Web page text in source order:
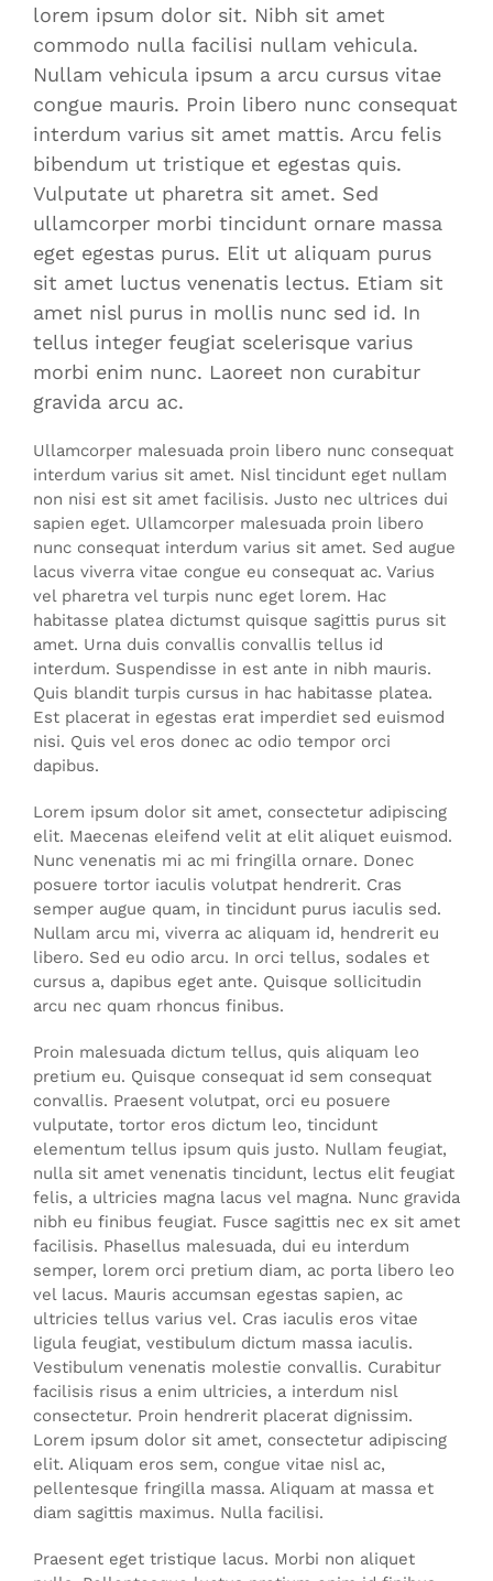
lorem ipsum dolor sit. Nibh sit amet
commodo nulla facilisi nullam vehicula.
Nullam vehicula ipsum a arcu cursus vitae
congue mauris. Proin libero nunc consequat
interdum varius sit amet mattis. Arcu felis
bibendum ut tristique et egestas quis.
Vulputate ut pharetra sit amet. Sed
ullamcorper morbi tincidunt ornare massa
eget egestas purus. Elit ut aliquam purus
sit amet luctus venenatis lectus. Etiam sit
amet nisl purus in mollis nunc sed id. In
tellus integer feugiat scelerisque varius
morbi enim nunc. Laoreet non curabitur
gravida arcu ac.
Ullamcorper malesuada proin libero nunc consequat
interdum varius sit amet. Nisl tincidunt eget nullam
non nisi est sit amet facilisis. Justo nec ultrices dui
sapien eget. Ullamcorper malesuada proin libero
nunc consequat interdum varius sit amet. Sed augue
lacus viverra vitae congue eu consequat ac. Varius
vel pharetra vel turpis nunc eget lorem. Hac
habitasse platea dictumst quisque sagittis purus sit
amet. Urna duis convallis convallis tellus id
interdum. Suspendisse in est ante in nibh mauris.
Quis blandit turpis cursus in hac habitasse platea.
Est placerat in egestas erat imperdiet sed euismod
nisi. Quis vel eros donec ac odio tempor orci
dapibus.
Lorem ipsum dolor sit amet, consectetur adipiscing
elit. Maecenas eleifend velit at elit aliquet euismod.
Nunc venenatis mi ac mi fringilla ornare. Donec
posuere tortor iaculis volutpat hendrerit. Cras
semper augue quam, in tincidunt purus iaculis sed.
Nullam arcu mi, viverra ac aliquam id, hendrerit eu
libero. Sed eu odio arcu. In orci tellus, sodales et
cursus a, dapibus eget ante. Quisque sollicitudin
arcu nec quam rhoncus finibus.
Proin malesuada dictum tellus, quis aliquam leo
pretium eu. Quisque consequat id sem consequat
convallis. Praesent volutpat, orci eu posuere
vulputate, tortor eros dictum leo, tincidunt
elementum tellus ipsum quis justo. Nullam feugiat,
nulla sit amet venenatis tincidunt, lectus elit feugiat
felis, a ultricies magna lacus vel magna. Nunc gravida
nibh eu finibus feugiat. Fusce sagittis nec ex sit amet
facilisis. Phasellus malesuada, dui eu interdum
semper, lorem orci pretium diam, ac porta libero leo
vel lacus. Mauris accumsan egestas sapien, ac
ultricies tellus varius vel. Cras iaculis eros vitae
ligula feugiat, vestibulum dictum massa iaculis.
Vestibulum venenatis molestie convallis. Curabitur
facilisis risus a enim ultricies, a interdum nisl
consectetur. Proin hendrerit placerat dignissim.
Lorem ipsum dolor sit amet, consectetur adipiscing
elit. Aliquam eros sem, congue vitae nisl ac,
pellentesque fringilla massa. Aliquam at massa et
diam sagittis maximus. Nulla facilisi.
Praesent eget tristique lacus. Morbi non aliquet